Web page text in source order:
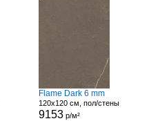
Flame Dark 6 mm
120x120 см, пол/стены
9153р/м²